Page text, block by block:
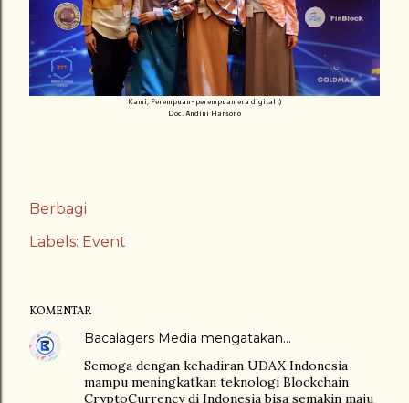
Kami, Perempuan-perempuan era digital :)
Doc. Andini Harsono
Berbagi
Labels: Event
KOMENTAR
Bacalagers Media mengatakan…
Semoga dengan kehadiran UDAX Indonesia
mampu meningkatkan teknologi Blockchain
CryptoCurrency di Indonesia bisa semakin maju